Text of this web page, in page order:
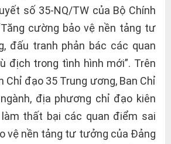
số 35-NQ/TW của Bộ Chính
cường bảo vệ nền tảng tư
đấu tranh phản bác các quan
địch trong tình hình mới”. Trên
Chỉ đạo 35 Trung ương, Ban Chỉ
địa phương chỉ đạo kiên
thất bại các quan điểm sai
vệ nền tảng tư tưởng của Đảng